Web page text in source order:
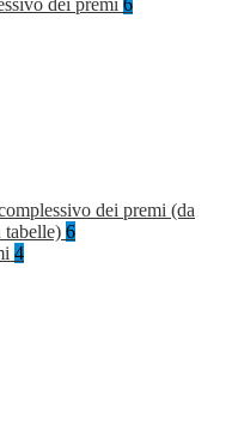
dei premi 6
dei premi (da
tabelle) 6
4